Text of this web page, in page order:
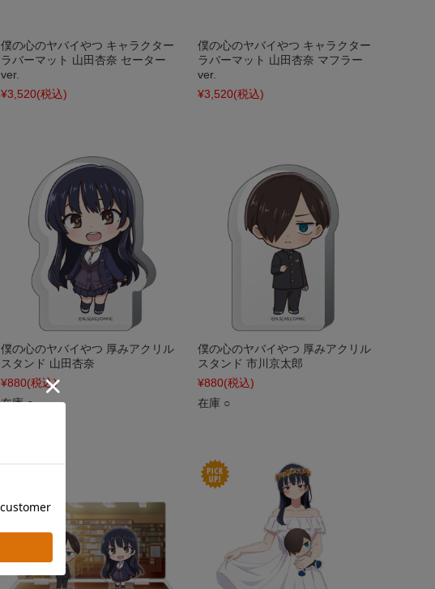
僕の心のヤバイやつ キャラクター
ラバーマット 山田杏奈 セーター
ver.
¥3,520(税込)
僕の心のヤバイやつ キャラクター
ラバーマット 山田杏奈 マフラー
ver.
¥3,520(税込)
僕の心のヤバイやつ 厚みアクリル
スタンド 山田杏奈
¥880(税込)
在庫 ○
僕の心のヤバイやつ 厚みアクリル
スタンド 市川京太郎
¥880(税込)
在庫 ○